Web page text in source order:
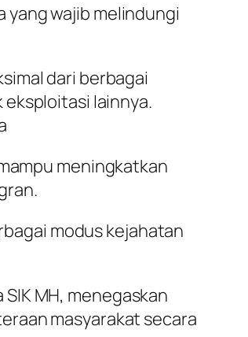
yang wajib melindungi
dari berbagai
lainnya.
meningkatkan
modus kejahatan
MH, menegaskan
masyarakat secara